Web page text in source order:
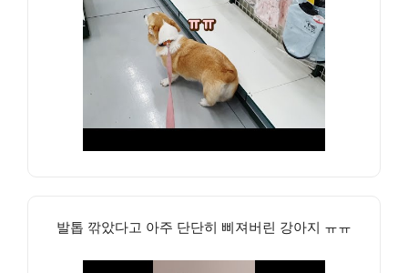
발톱 깎았다고 아주 단단히 삐져버린 강아지 ㅠㅠ